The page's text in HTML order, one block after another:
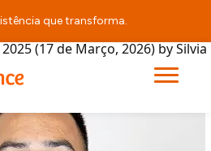
que transforma.
(17 de Março, 2026) bySilvia